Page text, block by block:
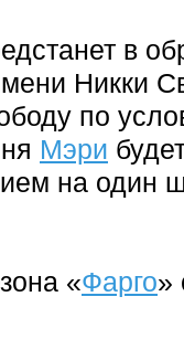
в
Никки
по
Мэри
на один
«Фарго»